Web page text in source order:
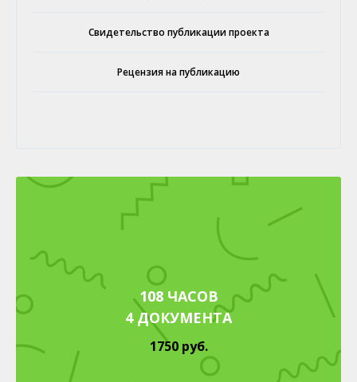
Свидетельство публикации проекта
Рецензия на публикацию
108 ЧАСОВ
4 ДОКУМЕНТА
1750 руб.